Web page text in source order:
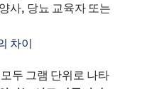
사, 당뇨 교육자 또는
차이
두 그램 단위로 나타